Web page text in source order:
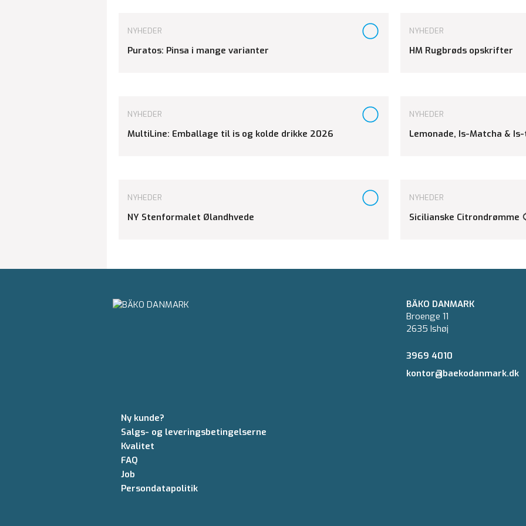
NYHEDER
Puratos: Pinsa i mange varianter
NYHEDER
HM Rugbrøds opskrifter
NYHEDER
MultiLine: Emballage til is og kolde drikke 2026
NYHEDER
Lemonade, Is-Matcha &
NYHEDER
NY Stenformalet Ølandhvede
NYHEDER
Sicilianske Citrondrømme
BÄKO DANMARK
Broenge 11
2635 Ishøj
3969 4010
kontor@baekodanmark.dk
Ny kunde?
Salgs- og leveringsbetingelserne
Kvalitet
FAQ
Job
Persondatapolitik